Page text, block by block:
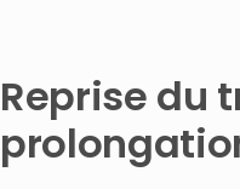
Reprise du